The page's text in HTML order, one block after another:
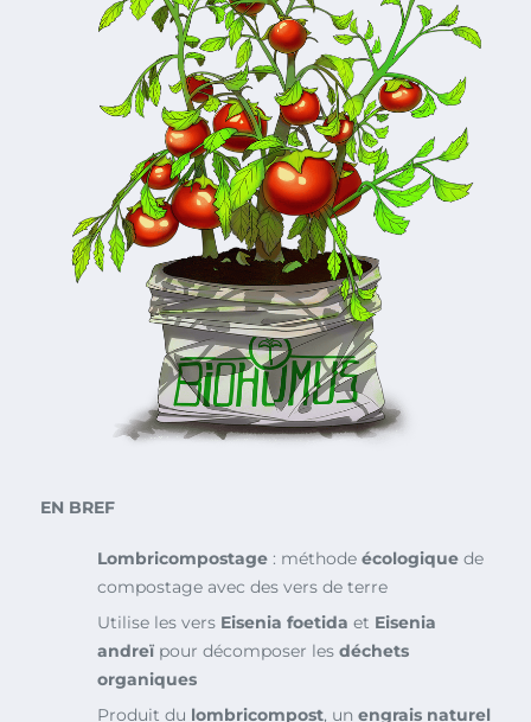
EN BREF
Lombricompostage : méthode écologique de
compostage avec des vers de terre
Utilise les vers Eisenia foetida et Eisenia
andreï pour décomposer les déchets
organiques
Produit du lombricompost, un engrais naturel